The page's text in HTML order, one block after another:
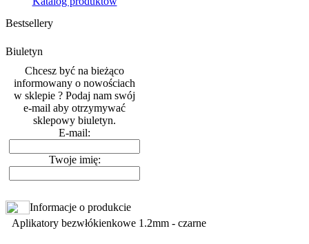
Bestsellery
Biuletyn
Chcesz być na bieżąco
informowany o nowościach
w sklepie ? Podaj nam swój
e-mail aby otrzymywać
sklepowy biuletyn.
E-mail:
Twoje imię:
Informacje o produkcie
Aplikatory bezwłókienkowe 1.2mm - czarne